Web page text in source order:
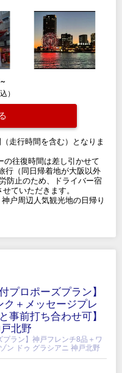
）
走行時間を含む）となりま
の往復時間は差し引かせて
行（同日帰着地が大阪以外
防止のため、ドライバー宿
ていただきます。
户周辺人気観光地の日帰り
プロポーズプラン】
＋メッセージプレ
事前打ち合わせ可】
北野
プラン】神戸フレンチ8品＋ワ
ン ドゥ グラシアニ 神戸北野